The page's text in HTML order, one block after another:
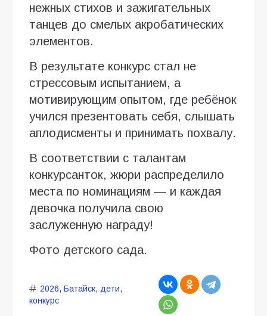
нежных стихов и зажигательных
танцев до смелых акробатических
элементов.
В результате конкурс стал не
стрессовым испытанием, а
мотивирующим опытом, где ребёнок
учился презентовать себя, слышать
аплодисменты и принимать похвалу.
В соответствии с талантам
конкурсанток, жюри распределило
места по номинациям — и каждая
девочка получила свою
заслуженную награду!
Фото детского сада.
2026, Батайск, дети,
конкурс